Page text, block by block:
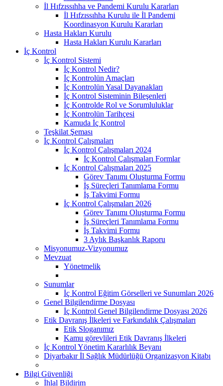
İl Hıfzıssıhha ve Pandemi Kurulu Kararları
İl Hıfzıssıhha Kurulu ile İl Pandemi
Koordinasyon Kurulu Kararları
Hasta Hakları Kurulu
Hasta Hakları Kurulu Kararları
İç Kontrol
İç Kontrol Sistemi
İç Kontrol Nedir?
İç Kontrolün Amaçları
İç Kontrolün Yasal Dayanakları
İç Kontrol Sisteminin Bileşenleri
İç Kontrolde Rol ve Sorumluluklar
İç Kontrolün Tarihçesi
Kamuda İç Kontrol
Teşkilat Şeması
İç Kontrol Çalışmaları
İç Kontrol Çalışmaları 2024
İç Kontrol Çalışmaları Formlar
İç Kontrol Çalışmaları 2025
Görev Tanımı Oluşturma Formu
İş Süreçleri Tanımlama Formu
İş Takvimi Formu
İç Kontrol Çalışmaları 2026
Görev Tanımı Oluşturma Formu
İş Süreçleri Tanımlama Formu
İş Takvimi Formu
3 Aylık Başkanlık Raporu
Misyonumuz-Vizyonumuz
Mevzuat
Yönetmelik
Sunumlar
İç Kontrol Eğitim Görselleri ve Sunumları 2026
Genel Bilgilendirme Dosyası
İç Kontrol Genel Bilgilendirme Dosyası 2026
Etik Davranış İlkeleri ve Farkındalık Çalışmaları
Etik Sloganımız
Kamu görevlileri Etik Davranış İlkeleri
İç Kontrol Yönetim Kararlılık Beyanı
Diyarbakır İl Sağlık Müdürlüğü Organizasyon Kitabı
Bilgi Güvenliği
İhlal Bildirim